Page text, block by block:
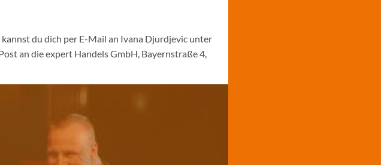
du dich per E-Mail an Ivana Djurdjevic unter
an die expert Handels GmbH, Bayernstraße 4,